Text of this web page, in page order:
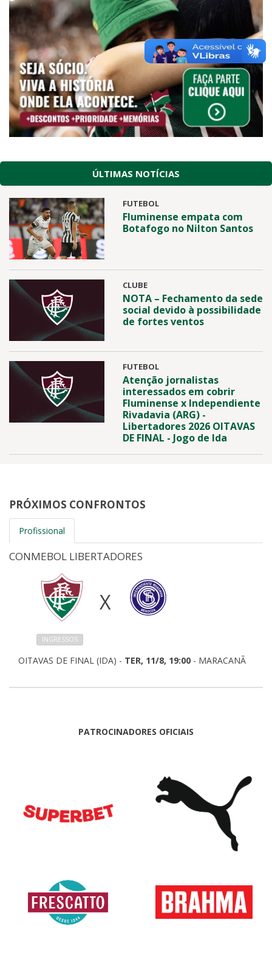
ÚLTIMAS NOTÍCIAS
FUTEBOL
Fluminense empata com
Botafogo no Nilton Santos
CLUBE
NOTA – Fechamento da sede
social devido à possibilidade
de fortes ventos
FUTEBOL
Atenção jornalistas
interessados em cobrir
Fluminense x Independiente
Rivadavia (ARG) -
Libertadores 2026 OITAVAS
DE FINAL - Jogo de Ida
PRÓXIMOS CONFRONTOS
Profissional
CONMEBOL LIBERTADORES
X
INGRESSOS
OITAVAS DE FINAL (IDA) - TER, 11/8, 19:00 - MARACANÃ
PATROCINADORES OFICIAIS